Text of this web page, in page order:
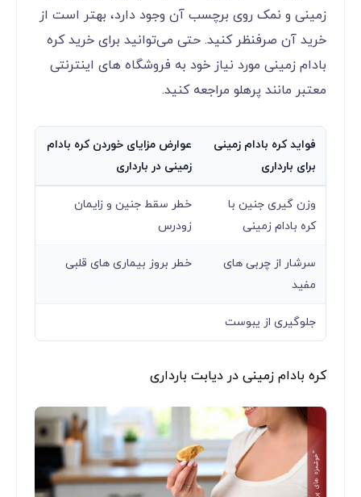
زمینی و نمک روی برچسب آن وجود دارد، بهتر است از
خرید آن صرفنظر کنید. حتی می‌‌‌‌‌‌‌‌‌‌‌‌توانید برای خرید کره
بادام زمینی مورد نیاز خود به فروشگاه های اینترنتی
معتبر مانند پرهلو مراجعه کنید.
فواید کره بادام زمینی
برای بارداری
عوارض مزایای خوردن کره بادام
زمینی در بارداری
وزن گیری جنین با
کره بادام زمینی
خطر سقط جنین و زایمان
زودرس
سرشار از چربی های
مفید
خطر بروز بیماری های قلبی
جلوگیری از یبوست
کره بادام زمینی در دیابت بارداری